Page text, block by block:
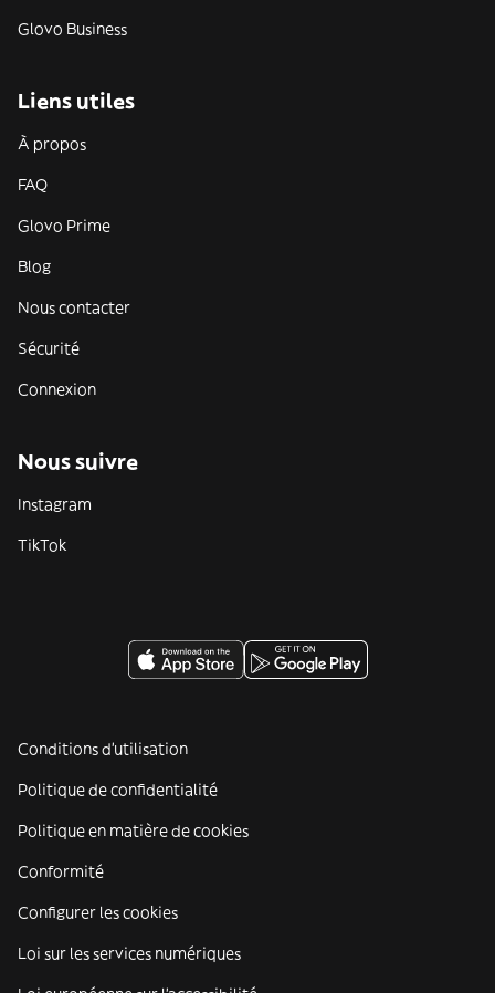
Glovo Business
Liens utiles
À propos
FAQ
Glovo Prime
Blog
Nous contacter
Sécurité
Connexion
Nous suivre
Instagram
TikTok
Conditions d'utilisation
Politique de confidentialité
Politique en matière de cookies
Conformité
Configurer les cookies
Loi sur les services numériques